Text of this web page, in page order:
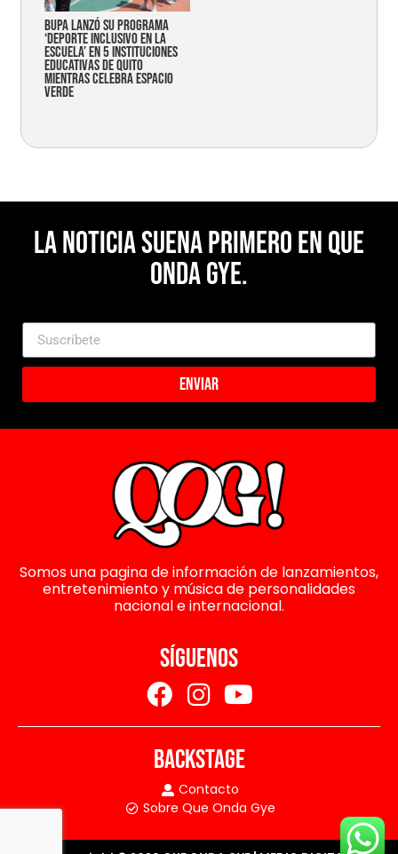
Bupa lanzó su programa
‘Deporte Inclusivo en la
Escuela’ en 5 instituciones
educativas de Quito
mientras celebra espacio
verde
La noticia suena primero en Que
Onda Gye.
Enviar
Somos una pagina de información de lanzamientos,
entretenimiento y música de personalidades
nacional e internacional.
SÍGUENOS
BACKSTAGE
Contacto
Sobre Que Onda Gye